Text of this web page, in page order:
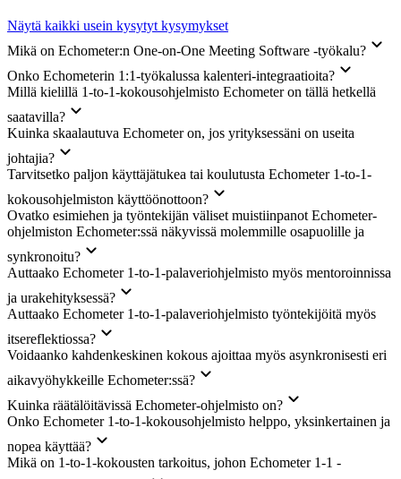
Näytä kaikki usein kysytyt kysymykset
Mikä on Echometer:n One-on-One Meeting Software -työkalu?
Onko Echometerin 1:1-työkalussa kalenteri-integraatioita?
Millä kielillä 1-to-1-kokousohjelmisto Echometer on tällä hetkellä
saatavilla?
Kuinka skaalautuva Echometer on, jos yrityksessäni on useita
johtajia?
Tarvitsetko paljon käyttäjätukea tai koulutusta Echometer 1-to-1-
kokousohjelmiston käyttöönottoon?
Ovatko esimiehen ja työntekijän väliset muistiinpanot Echometer-
ohjelmiston Echometer:ssä näkyvissä molemmille osapuolille ja
synkronoitu?
Auttaako Echometer 1-to-1-palaveriohjelmisto myös mentoroinnissa
ja urakehityksessä?
Auttaako Echometer 1-to-1-palaveriohjelmisto työntekijöitä myös
itsereflektiossa?
Voidaanko kahdenkeskinen kokous ajoittaa myös asynkronisesti eri
aikavyöhykkeille Echometer:ssä?
Kuinka räätälöitävissä Echometer-ohjelmisto on?
Onko Echometer 1-to-1-kokousohjelmisto helppo, yksinkertainen ja
nopea käyttää?
Mikä on 1-to-1-kokousten tarkoitus, johon Echometer 1-1 -